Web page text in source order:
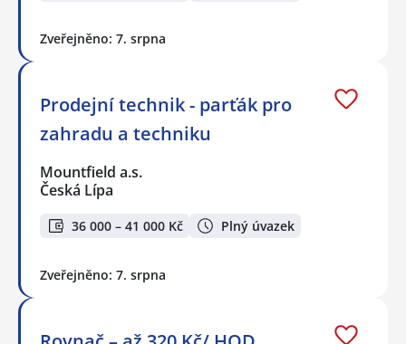
Zveřejněno: 7. srpna
Prodejní technik - parťák pro
zahradu a techniku
Mountfield a.s.
Česká Lípa
36 000 – 41 000 Kč Plný úvazek
Zveřejněno: 7. srpna